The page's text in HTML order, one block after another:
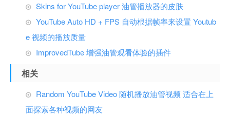
Skins for YouTube player 油管播放器的皮肤
YouTube Auto HD + FPS 自动根据帧率来设置 Youtub
e 视频的播放质量
ImprovedTube 增强油管观看体验的插件
相关
Random YouTube Video 随机播放油管视频 适合在上
面探索各种视频的网友